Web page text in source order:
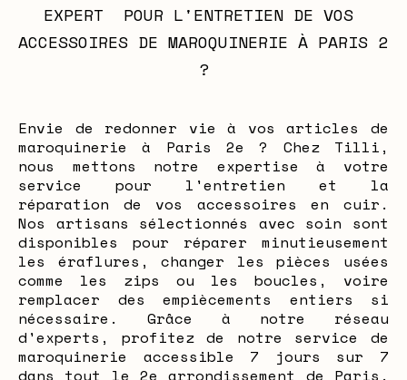
EXPERT  POUR L'ENTRETIEN DE VOS
ACCESSOIRES DE MAROQUINERIE À PARIS 2
?
Envie de redonner vie à vos articles de
maroquinerie à Paris 2e ? Chez Tilli,
nous mettons notre expertise à votre
service pour l'entretien et la
réparation de vos accessoires en cuir.
Nos artisans sélectionnés avec soin sont
disponibles pour réparer minutieusement
les éraflures, changer les pièces usées
comme les zips ou les boucles, voire
remplacer des empiècements entiers si
nécessaire. Grâce à notre réseau
d'experts, profitez de notre service de
maroquinerie accessible 7 jours sur 7
dans tout le 2e arrondissement de Paris.